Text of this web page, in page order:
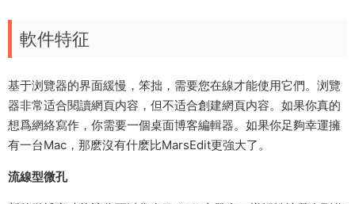
軟件特征
基于浏覽器的界面緩慢，笨拙，需要您在線才能使用它們。浏覽
器非常适合閱讀網頁内容，但不适合創建網頁内容。如果你真的
想爲網絡寫作，你需要一個桌面博客編輯器。如果你足夠幸運擁
有一台Mac，那麽沒有什麽比MarsEdit更強大了。
流線型微孔